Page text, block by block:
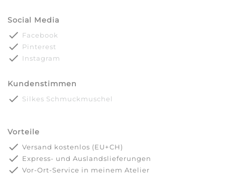
Social Media
done Facebook
done Pinterest
done Instagram
Kundenstimmen
done Silkes Schmuckmuschel
Vorteile
done Versand kostenlos (EU+CH)
done Express- und Auslandslieferungen
done Vor-Ort-Service in meinem Atelier